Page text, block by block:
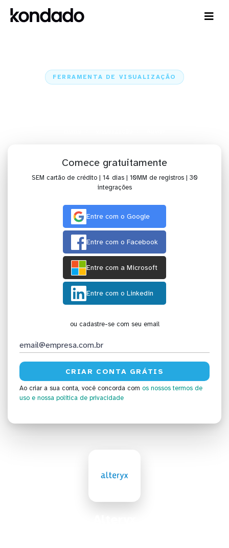
FERRAMENTA DE VISUALIZAÇÃO
Comece gratuitamente
SEM cartão de crédito | 14 dias | 10MM de registros | 30
integrações
Entre com o Google
Entre com o Facebook
Entre com a Microsoft
Entre com o Linkedin
ou cadastre-se com seu email
Ao criar a sua conta, você concorda com os nossos termos de
uso e nossa política de privacidade